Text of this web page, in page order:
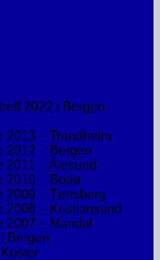
2022 i Bergen
2013 – Trondheim
2012 – Bergen
2011 – Ålesund
2010 – Bodø
2009 – Tønsberg
2008 – Kristiansund
2007 – Mandal
Bergen